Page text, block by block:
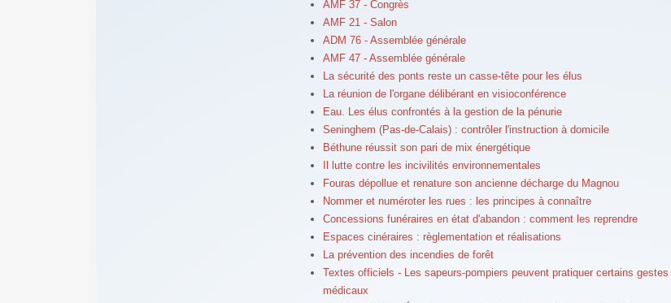
AMF 37 - Congrès
AMF 21 - Salon
ADM 76 - Assemblée générale
AMF 47 - Assemblée générale
La sécurité des ponts reste un casse-tête pour les élus
La réunion de l'organe délibérant en visioconférence
Eau. Les élus confrontés à la gestion de la pénurie
Seninghem (Pas-de-Calais) : contrôler l'instruction à domicile
Béthune réussit son pari de mix énergétique
Il lutte contre les incivilités environnementales
Fouras dépollue et renature son ancienne décharge du Magnou
Nommer et numéroter les rues : les principes à connaître
Concessions funéraires en état d'abandon : comment les reprendre
Espaces cinéraires : règlementation et réalisations
La prévention des incendies de forêt
Textes officiels - Les sapeurs-pompiers peuvent pratiquer certains gestes
médicaux